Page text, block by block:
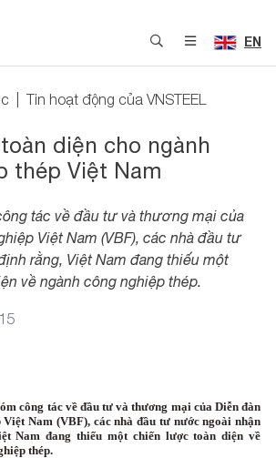
EN
Tin hoạt động của VNSTEEL
diện cho ngành
thép Việt Nam
tác về đầu tư và thương mại của
Việt Nam (VBF), các nhà đầu tư
rằng, Việt Nam đang thiếu một
về ngành công nghiệp thép.
công tác về đầu tư và thương mại của Diễn đàn
Việt Nam (VBF), các nhà đầu tư nước ngoài nhận
Nam đang thiếu một chiến lược toàn diện về
thép.